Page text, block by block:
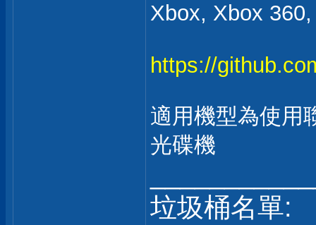
Xbox, Xbox
https://
適用機型為使用
光碟機
垃圾桶名單: